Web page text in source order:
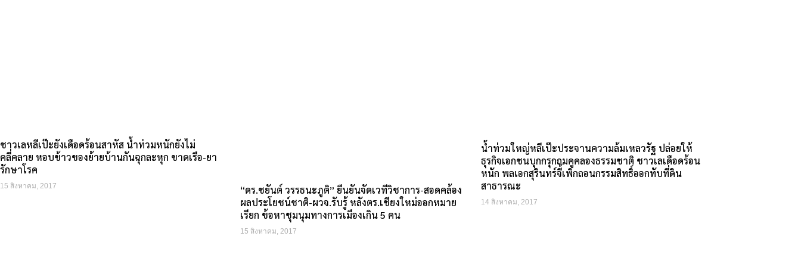
ชาวเลหลีเป๊ะยังเดือดร้อนสาหัส น้ำท่วมหนักยังไม่
คลี่คลาย หอบข้าวของย้ายบ้านกันฉุกละหุก ขาดเรือ-ยา
รักษาโรค
15 สิงหาคม, 2017
“ดร.ชยันต์ วรรธนะภูติ” ยืนยันจัดเวทีวิชาการ-สอดคล้อง
ผลประโยชน์ชาติ-ผวจ.รับรู้ หลังตร.เชียงใหม่ออกหมาย
เรียก ข้อหาชุมนุมทางการเมืองเกิน 5 คน
15 สิงหาคม, 2017
น้ำท่วมใหญ่หลีเป๊ะประจานความล้มเหลวรัฐ ปล่อยให้
ธุรกิจเอกชนบุกกรุกถมคูคลองธรรมชาติ ชาวเลเดือดร้อน
หนัก พลเอกสุรินทร์จี้เพิกถอนกรรมสิทธิ์ออกทับที่ดิน
สาธารณะ
14 สิงหาคม, 2017